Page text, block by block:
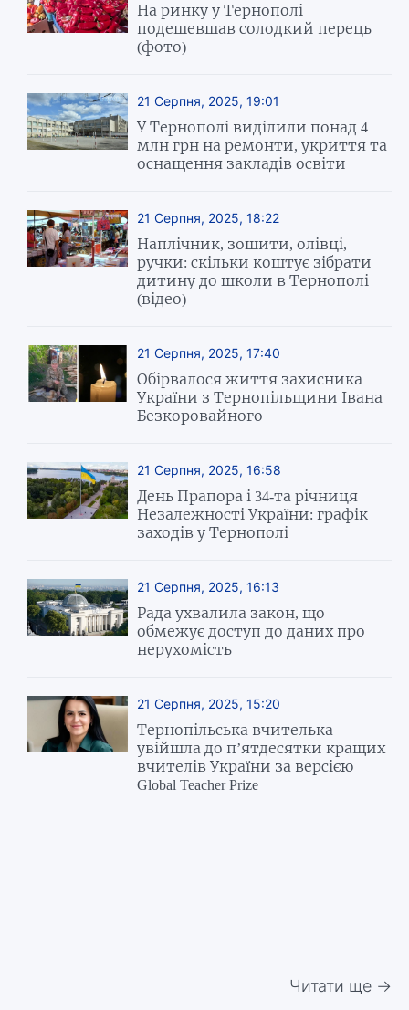
На ринку у Тернополі
подешевшав солодкий перець
(фото)
21 Серпня, 2025, 19:01
У Тернополі виділили понад 4
млн грн на ремонти, укриття та
оснащення закладів освіти
21 Серпня, 2025, 18:22
Наплічник, зошити, олівці,
ручки: скільки коштує зібрати
дитину до школи в Тернополі
(відео)
21 Серпня, 2025, 17:40
Обірвалося життя захисника
України з Тернопільщини Івана
Безкоровайного
21 Серпня, 2025, 16:58
День Прапора і 34-та річниця
Незалежності України: графік
заходів у Тернополі
21 Серпня, 2025, 16:13
Рада ухвалила закон, що
обмежує доступ до даних про
нерухомість
21 Серпня, 2025, 15:20
Тернопільська вчителька
увійшла до п’ятдесятки кращих
вчителів України за версією
Global Teacher Prize
Читати ще →